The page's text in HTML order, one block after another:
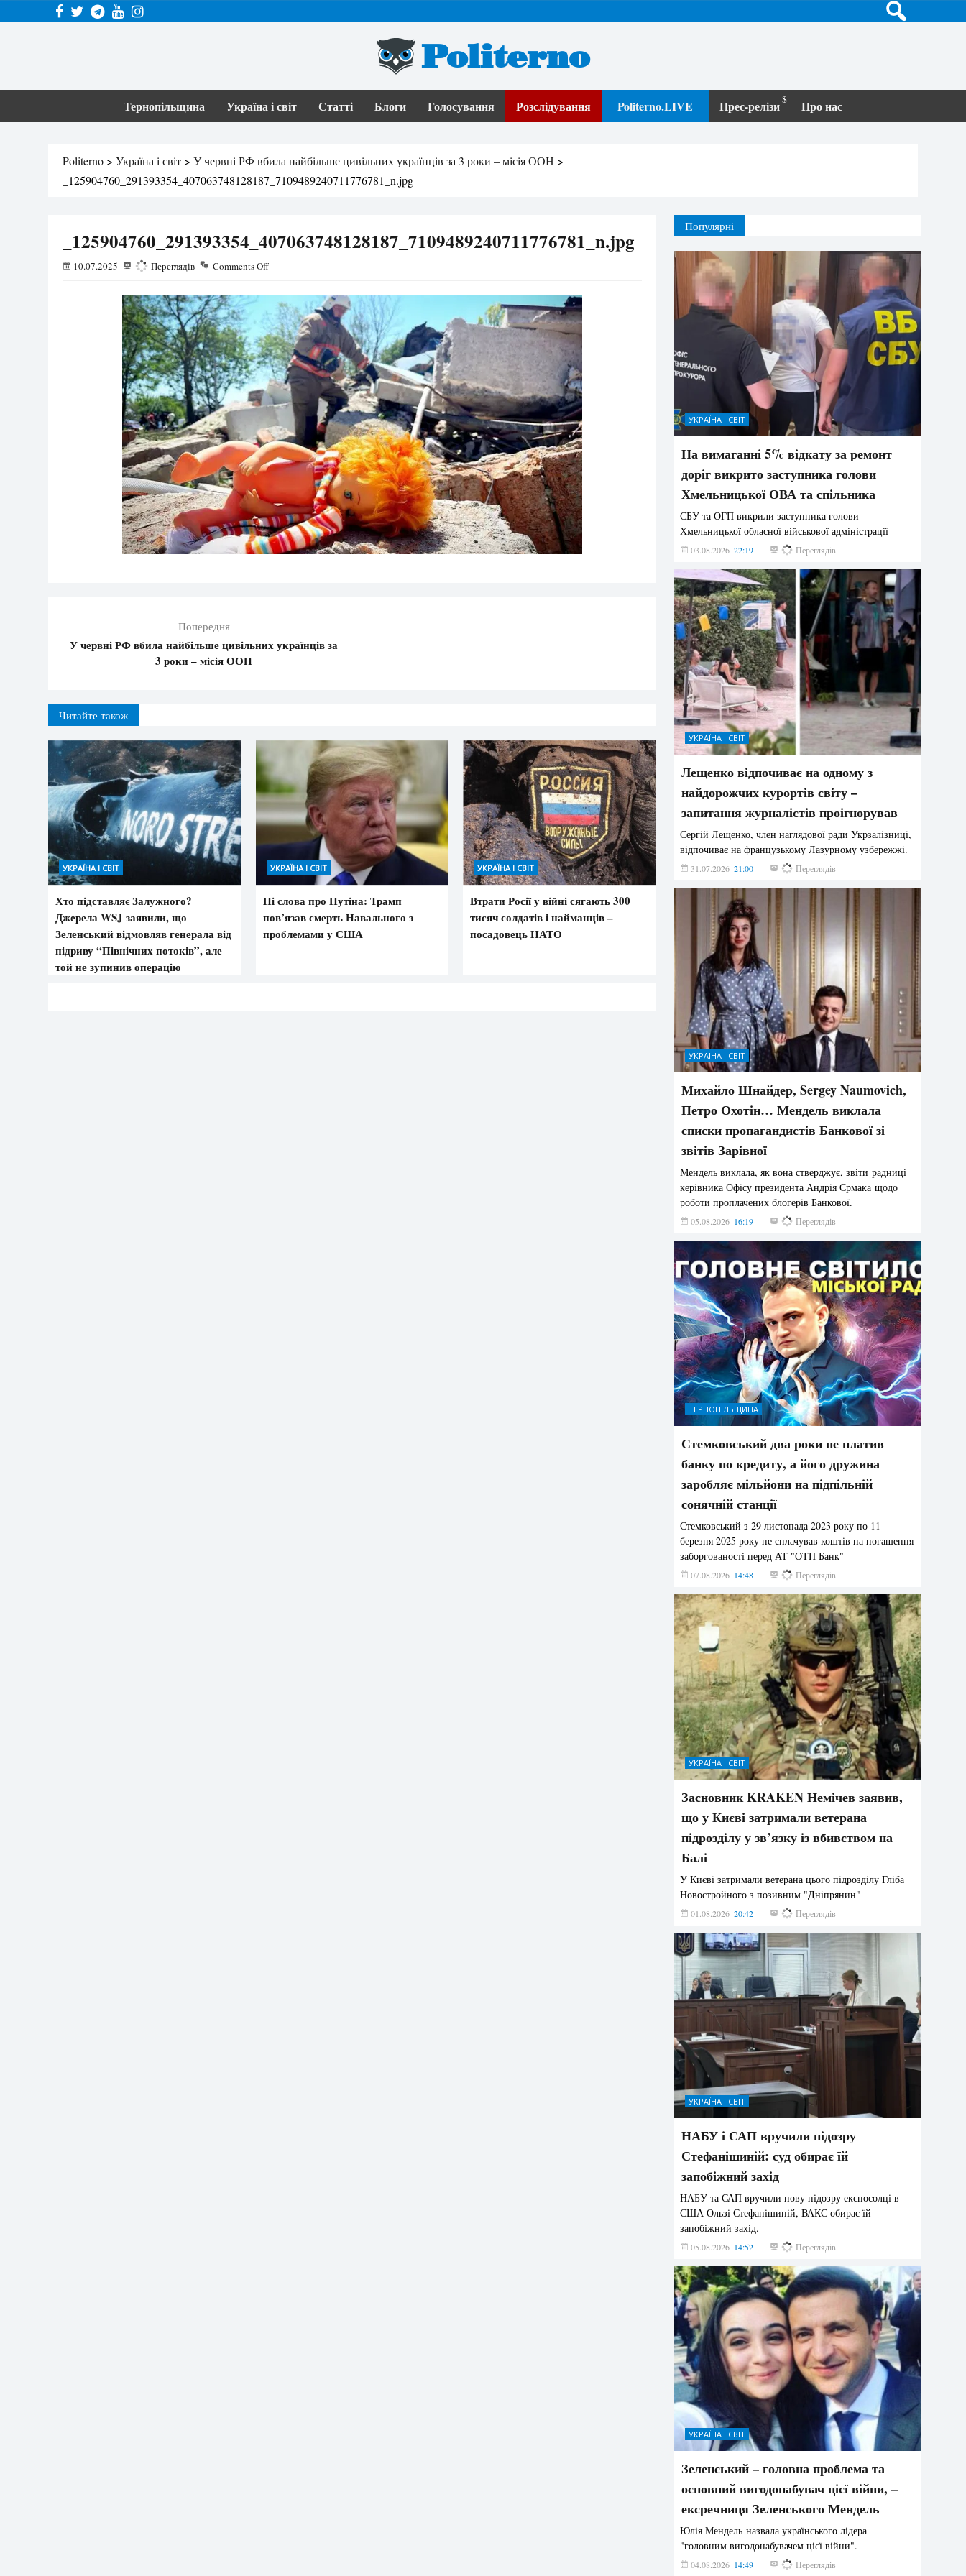
Politerno
Тернопільщина Україна і світ Статті Блоги Голосування Розслідування Politerno.LIVE Прес-релізи Про нас
Politerno > Україна і світ > У червні РФ вбила найбільше цивільних українців за 3 роки – місія ООН >
_125904760_291393354_407063748128187_7109489240711776781_n.jpg
_125904760_291393354_407063748128187_7109489240711776781_n.jpg
10.07.2025 135 Переглядів Comments Off
Попередня
У червні РФ вбила найбільше цивільних українців за
3 роки – місія ООН
Читайте також
УКРАЇНА І СВІТ
Хто підставляє Залужного?
Джерела WSJ заявили, що
Зеленський відмовляв генерала від
підриву “Північних потоків”, але
той не зупинив операцію
УКРАЇНА І СВІТ
Ні слова про Путіна: Трамп
пов’язав смерть Навального з
проблемами у США
УКРАЇНА І СВІТ
Втрати Росії у війні сягають 300
тисяч солдатів і найманців –
посадовець НАТО
Популярні
УКРАЇНА І СВІТ
На вимаганні 5% відкату за ремонт
доріг викрито заступника голови
Хмельницької ОВА та спільника
СБУ та ОГП викрили заступника голови
Хмельницької обласної військової адміністрації
03.08.2026 22:19 862 Переглядів
УКРАЇНА І СВІТ
Лещенко відпочиває на одному з
найдорожчих курортів світу –
запитання журналістів проігнорував
Сергій Лещенко, член наглядової ради Укрзалізниці,
відпочиває на французькому Лазурному узбережжі.
31.07.2026 21:00 222 Переглядів
УКРАЇНА І СВІТ
Михайло Шнайдер, Sergey Naumovich,
Петро Охотін… Мендель виклала
списки пропагандистів Банкової зі
звітів Зарівної
Мендель виклала, як вона стверджує, звіти радниці
керівника Офісу президента Андрія Єрмака щодо
роботи проплачених блогерів Банкової.
05.08.2026 16:19 216 Переглядів
ТЕРНОПІЛЬЩИНА
Стемковський два роки не платив
банку по кредиту, а його дружина
заробляє мільйони на підпільній
сонячній станції
Стемковський з 29 листопада 2023 року по 11
березня 2025 року не сплачував коштів на погашення
заборгованості перед АТ "ОТП Банк"
07.08.2026 14:48 209 Переглядів
УКРАЇНА І СВІТ
Засновник KRAKEN Немічев заявив,
що у Києві затримали ветерана
підрозділу у зв’язку із вбивством на
Балі
У Києві затримали ветерана цього підрозділу Гліба
Новостройного з позивним "Дніпрянин"
01.08.2026 20:42 189 Переглядів
УКРАЇНА І СВІТ
НАБУ і САП вручили підозру
Стефанішиній: суд обирає їй
запобіжний захід
НАБУ та САП вручили нову підозру експосолці в
США Ользі Стефанішиній, ВАКС обирає їй
запобіжний захід.
05.08.2026 14:52 152 Переглядів
УКРАЇНА І СВІТ
Зеленський – головна проблема та
основний вигодонабувач цієї війни, –
ексречниця Зеленського Мендель
Юлія Мендель назвала українського лідера
"головним вигодонабувачем цієї війни".
04.08.2026 14:49 144 Переглядів